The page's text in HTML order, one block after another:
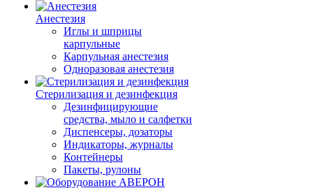
Анестезия
Иглы и шприцы
карпульные
Карпульная анестезия
Одноразовая анестезия
Стерилизация и дезинфекция
Дезинфицирующие
средства, мыло и салфетки
Диспенсеры, дозаторы
Индикаторы, журналы
Контейнеры
Пакеты, рулоны